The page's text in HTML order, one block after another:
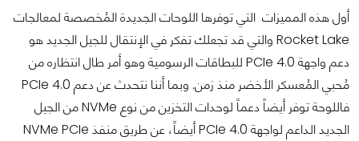
أول هذه المميزات التي توفرها اللوحات الجديدة المُخصصة لمعالجات
Rocket Lake والتي قد تجعلك تفكر في الإنتقال للجيل الجديد هو
دعم واجهة PCIe 4.0 للبطاقات الرسومية وهو أمر طال انتظاره من
مُحبي المُعسكر الأخضر منذ زمن. وبما أننا نتحدث عن دعم PCIe 4.0
فاللوحة توفر أيضاً دعماً لوحدات التخزين من نوع NVMe من الجيل
الجديد الداعم لواجهة PCIe 4.0 أيضاً، عن طريق منفذ NVMe PCIe